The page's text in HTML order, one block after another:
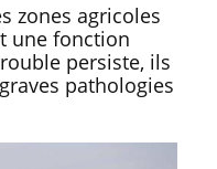
zones agricoles
une fonction
persiste, ils
pathologies